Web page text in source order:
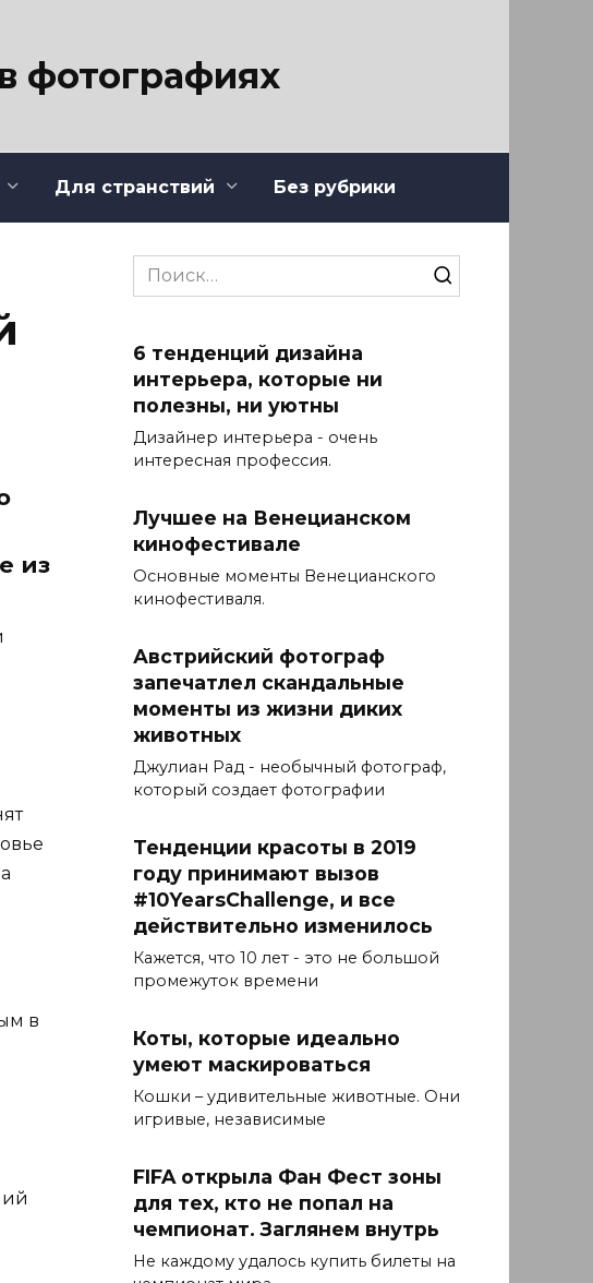
фотографиях
Для странствий Без рубрики
из
в
Search
for:
6 тенденций дизайна
интерьера, которые ни
полезны, ни уютны
Дизайнер интерьера - очень
интересная профессия.
Лучшее на Венецианском
кинофестивале
Основные моменты Венецианского
кинофестиваля.
Австрийский фотограф
запечатлел скандальные
моменты из жизни диких
животных
Джулиан Рад - необычный фотограф,
который создает фотографии
Тенденции красоты в 2019
году принимают вызов
#10YearsChallenge, и все
действительно изменилось
Кажется, что 10 лет - это не большой
промежуток времени
Коты, которые идеально
умеют маскироваться
Кошки – удивительные животные. Они
игривые, независимые
FIFA открыла Фан Фест зоны
для тех, кто не попал на
чемпионат. Заглянем внутрь
Не каждому удалось купить билеты на